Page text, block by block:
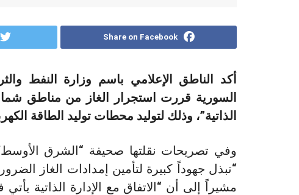
Share on Facebook
أكد الناطق الإعلامي باسم وزارة النفط
السورية قررت استجرار الغاز من مناطق
الذاتية”، وذلك لتوليد محطات توليد الطاقة
وفي تصريحات نقلتها صحيفة “الشرق
“تبذل جهوداً كبيرة لتأمين إمدادات الغاز
مشيراً إلى أن “الاتفاق مع الإدارة الذاتية